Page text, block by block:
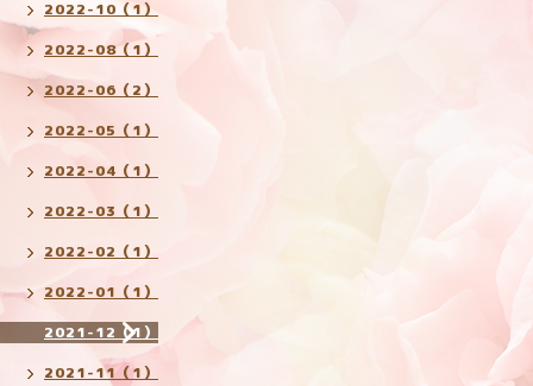
2022-10（1）
2022-08（1）
2022-06（2）
2022-05（1）
2022-04（1）
2022-03（1）
2022-02（1）
2022-01（1）
2021-12（1）
2021-11（1）